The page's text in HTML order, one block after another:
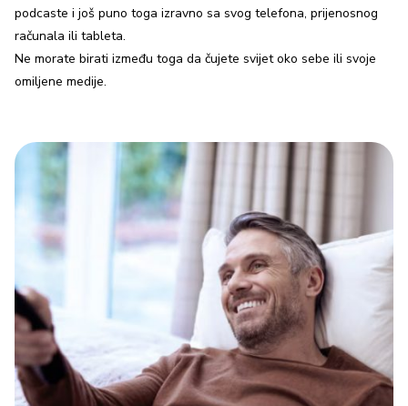
podcaste i još puno toga izravno sa svog telefona, prijenosnog
računala ili tableta.
Ne morate birati između toga da čujete svijet oko sebe ili svoje
omiljene medije.